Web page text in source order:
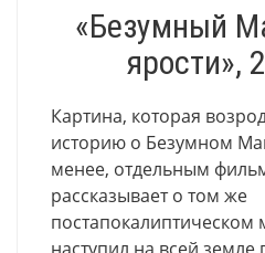
«Безумный
ярости»,
Картина, которая
историю о Безумном
менее, отдельным
рассказывает о том же
постапокалиптическом